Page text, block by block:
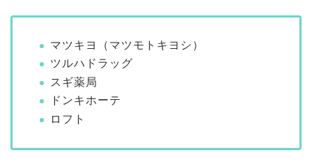
マツキヨ（マツモトキヨシ）
ツルハドラッグ
スギ薬局
ドンキホーテ
ロフト